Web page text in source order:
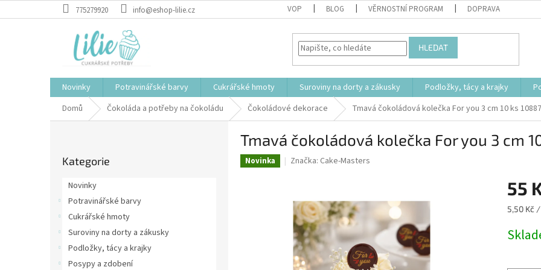
na
775279920 info@eshop-lilie.cz VOP BLOG VĚRNOSTNÍ PROGRAM DOPRAVA
HLEDAT
Novinky Potravinářské barvy Cukrářské hmoty Suroviny na dorty a zákusky Podložky, tácy a krajky
Domů
Čokoláda a potřeby na čokoládu Čokoládové dekorace Tmavá čokoládová kolečka For you 3 cm 10 ks 10887
kategorie
Kategorie
Novinky
Potravinářské barvy
Cukrářské hmoty
Suroviny na dorty a zákusky
Podložky, tácy a krajky
Posypy a zdobení
Tmavá čokoládová kolečka For you 3 cm
Novinka Značka: Cake-Masters
55
Měrná
5,50 Kč /